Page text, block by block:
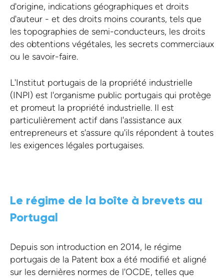
d'origine, indications géographiques et droits
d'auteur - et des droits moins courants, tels que
les topographies de semi-conducteurs, les droits
des obtentions végétales, les secrets commerciaux
ou le savoir-faire.
L'Institut portugais de la propriété industrielle
(INPI) est l'organisme public portugais qui protège
et promeut la propriété industrielle. Il est
particulièrement actif dans l'assistance aux
entrepreneurs et s'assure qu'ils répondent à toutes
les exigences légales portugaises.
Le régime de la boîte à brevets au
Portugal
Depuis son introduction en 2014, le régime
portugais de la Patent box a été modifié et aligné
sur les dernières normes de l'OCDE, telles que